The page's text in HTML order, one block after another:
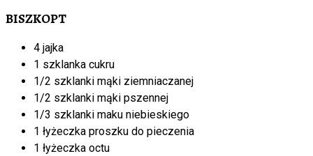
BISZKOPT
4 jajka
1 szklanka cukru
1/2 szklanki mąki ziemniaczanej
1/2 szklanki mąki pszennej
1/3 szklanki maku niebieskiego
1 łyżeczka proszku do pieczenia
1 łyżeczka octu